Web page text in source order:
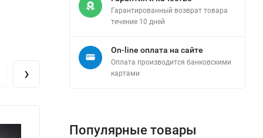
›
Гарантированный возврат товара
течение 10 дней
On-line оплата на сайте
Оплата производится банковскими
картами
Популярные товары